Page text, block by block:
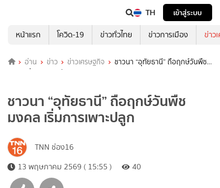
TH
เข้าสู่ระบบ
หน้าแรก
โควิด-19 ข่าวทั่วไทย ข่าวการเมือง ข่าว
อ่าน ข่าว ข่าวเศรษฐกิจ
ชาวนา “อุทัยธานี” ถือฤกษ์วันพืช
มงคล เริ่มการเพาะปลูก
ชาวนา “อุทัยธานี” ถือฤกษ์วันพืช
มงคล เริ่มการเพาะปลูก
TNN ช่อง16
13 พฤษภาคม 2569 ( 15:55 )
40